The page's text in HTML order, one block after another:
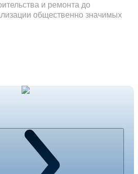
и ремонта до
общественно значимых